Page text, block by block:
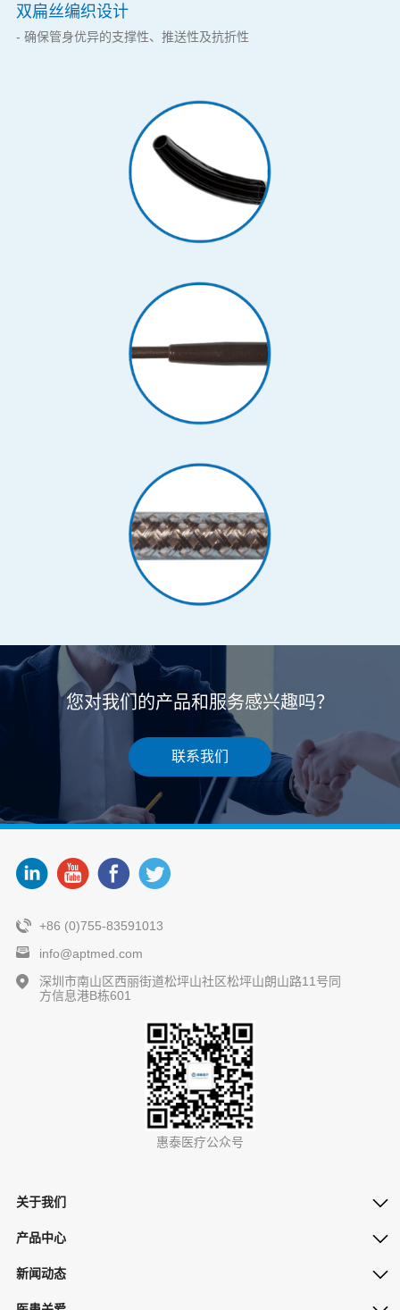
双扁丝编织设计
- 确保管身优异的支撑性、推送性及抗折性
您对我们的产品和服务感兴趣吗？
联系我们
+86 (0)755-83591013
info@aptmed.com
深圳市南山区西丽街道松坪山社区松坪山朗山路11号同
方信息港B栋601
惠泰医疗公众号
关于我们
产品中心
新闻动态